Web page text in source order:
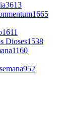
3613
1665
1611
Dioses1538
1160
952